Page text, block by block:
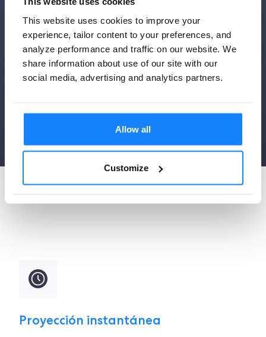
This website uses cookies to improve your
experience, tailor content to your preferences, and
analyze performance and traffic on our website. We
share information about use of our site with our
social media, advertising and analytics partners.
Allow all
Customize
(AAMVA) es una organización sin fines de
lucro en los EE. UU. que tiene como objetivo
desarrollar políticas de administración de
vehículos y seguridad en las carreteras. La
organización incluye administradores y
aplicación de la ley de 50 estados, el Distrito
de Colombia y partes de Canadá.
Proyección instantánea